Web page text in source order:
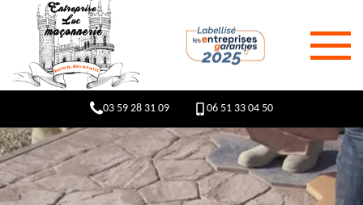
03 59 28 31 09 06 51 33 04 50